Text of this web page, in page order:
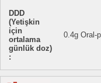
DDD
(Yetişkin
için
ortalama
günlük doz)
:
0.4g Oral-